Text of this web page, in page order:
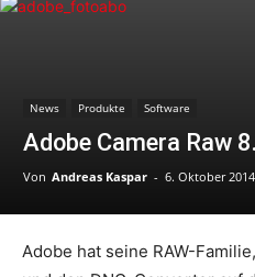
News Produkte Software
Adobe Camera Raw
Von Andreas Kaspar - 6. Oktober 2014
Adobe hat seine RAW-